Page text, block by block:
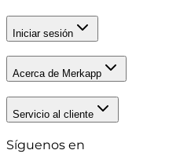
Iniciar sesión
Acerca de Merkapp
Servicio al cliente
Síguenos en